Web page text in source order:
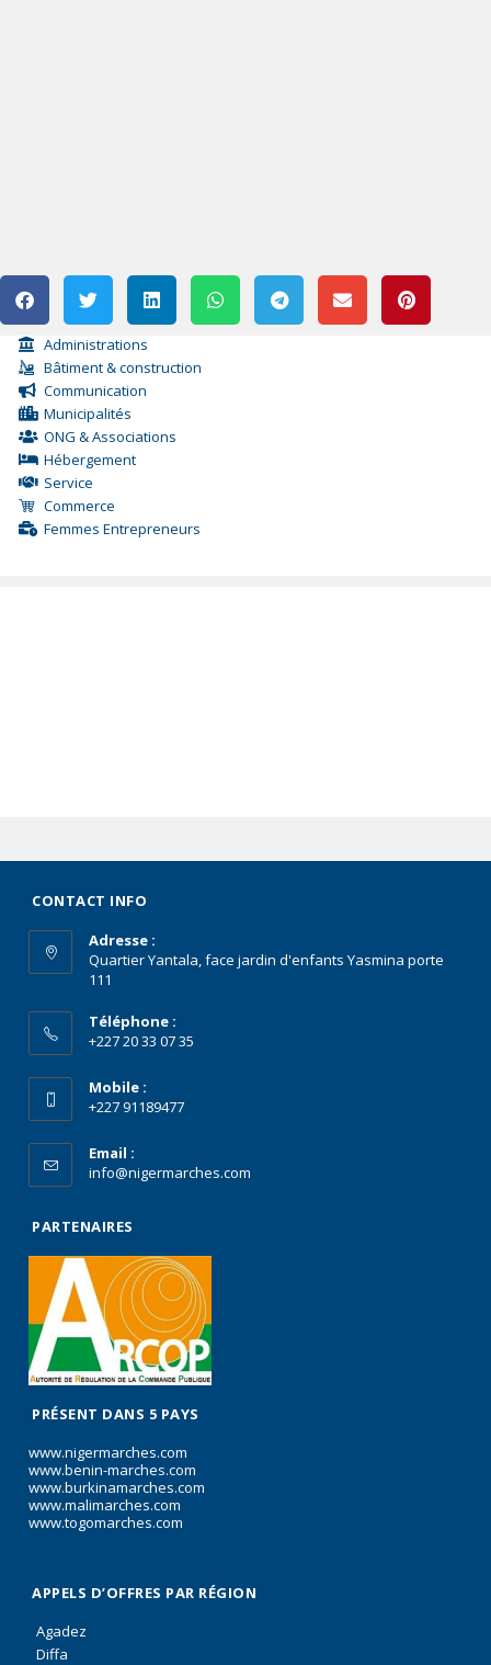
Administrations
Bâtiment & construction
Communication
Municipalités
ONG & Associations
Hébergement
Service
Commerce
Femmes Entrepreneurs
CONTACT INFO
Adresse :
Quartier Yantala, face jardin d'enfants Yasmina porte
111
Téléphone :
+227 20 33 07 35
Mobile :
+227 91189477
Email :
info@nigermarches.com
PARTENAIRES
PRÉSENT DANS 5 PAYS
www.nigermarches.com
www.benin-marches.com
www.burkinamarches.com
www.malimarches.com
www.togomarches.com
APPELS D’OFFRES PAR RÉGION
Agadez
Diffa